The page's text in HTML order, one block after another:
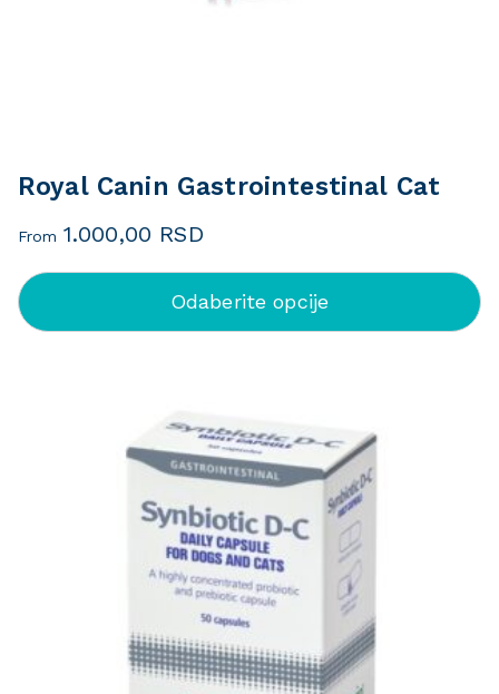
Royal Canin Gastrointestinal Cat
From 1.000,00 RSD
Odaberite opcije